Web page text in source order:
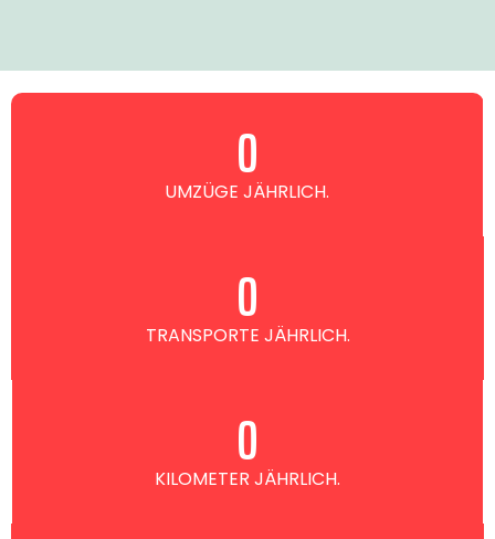
UMZÜGE JÄHRLICH.
0
TRANSPORTE JÄHRLICH.
0
KILOMETER JÄHRLICH.
0